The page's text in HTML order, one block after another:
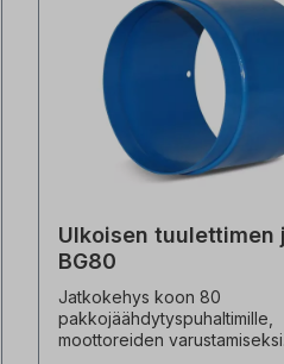
Ulkoisen tuulettimen
BG80
Jatkokehys koon 80
pakkojäähdytyspuhaltimille,
moottoreiden varustamiseksi